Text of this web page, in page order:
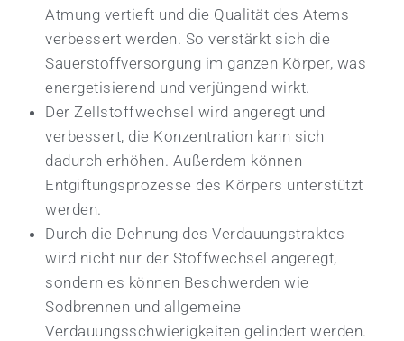
Atmung vertieft und die Qualität des Atems
verbessert werden. So verstärkt sich die
Sauerstoffversorgung im ganzen Körper, was
energetisierend und verjüngend wirkt.
Der Zellstoffwechsel wird angeregt und
verbessert, die Konzentration kann sich
dadurch erhöhen. Außerdem können
Entgiftungsprozesse des Körpers unterstützt
werden.
Durch die Dehnung des Verdauungstraktes
wird nicht nur der Stoffwechsel angeregt,
sondern es können Beschwerden wie
Sodbrennen und allgemeine
Verdauungsschwierigkeiten gelindert werden.